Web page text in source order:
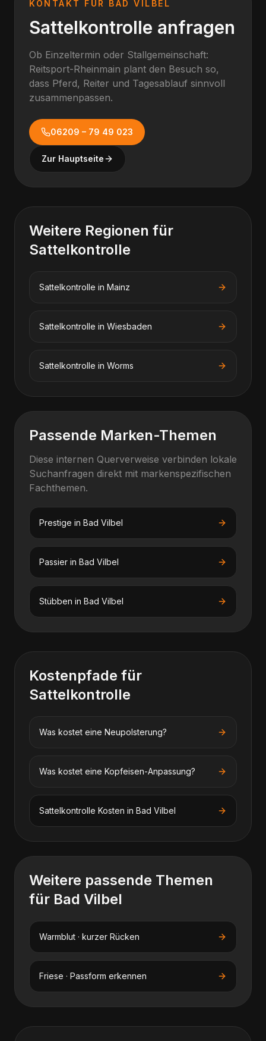
KONTAKT FÜR BAD VILBEL
Sattelkontrolle anfragen
Ob Einzeltermin oder Stallgemeinschaft:
Reitsport-Rheinmain plant den Besuch so,
dass Pferd, Reiter und Tagesablauf sinnvoll
zusammenpassen.
06209 – 79 49 023
Zur Hauptseite
Weitere Regionen für
Sattelkontrolle
Sattelkontrolle in Mainz
Sattelkontrolle in Wiesbaden
Sattelkontrolle in Worms
Passende Marken-Themen
Diese internen Querverweise verbinden lokale
Suchanfragen direkt mit markenspezifischen
Fachthemen.
Prestige in Bad Vilbel
Passier in Bad Vilbel
Stübben in Bad Vilbel
Kostenpfade für
Sattelkontrolle
Was kostet eine Neupolsterung?
Was kostet eine Kopfeisen-Anpassung?
Sattelkontrolle Kosten in Bad Vilbel
Weitere passende Themen
für Bad Vilbel
Warmblut · kurzer Rücken
Friese · Passform erkennen